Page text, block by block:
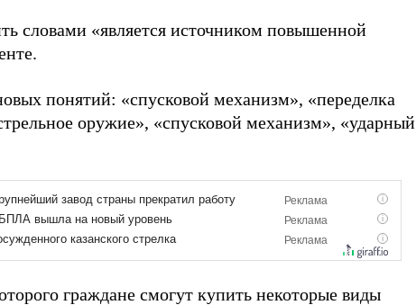
словами «является источником повышенной
понятий: «спусковой механизм», «переделка
оружие», «спусковой механизм», «ударный
граждане смогут купить некоторые виды